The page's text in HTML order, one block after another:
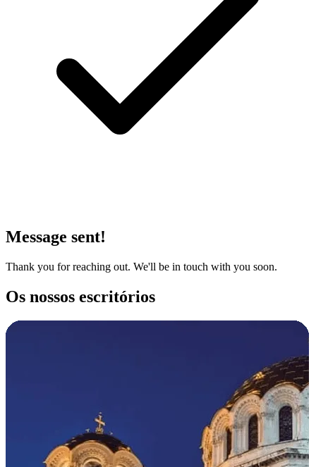
Message sent!
Thank you for reaching out. We'll be in touch with you soon.
Os nossos escritórios